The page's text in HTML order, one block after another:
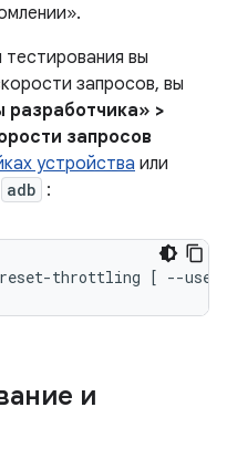
вы
запросов, вы
>
запросов
устройства или
adb :
reset-throttling [ --user
и